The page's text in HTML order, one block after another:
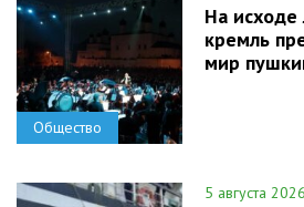
Общество
На исходе
кремль
мир
5 августа